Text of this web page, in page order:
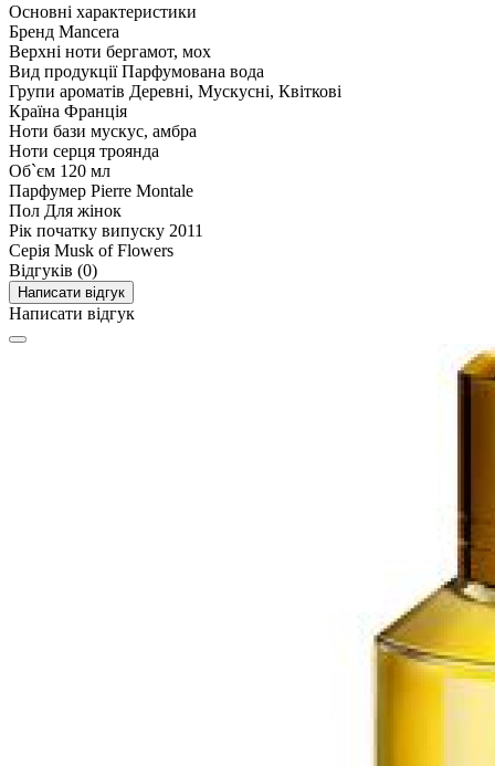
Основні характеристики
Бренд Mancera
Верхні ноти бергамот, мох
Вид продукції Парфумована вода
Групи ароматів Деревні, Мускусні, Квіткові
Країна Франція
Ноти бази мускус, амбра
Ноти серця троянда
Об`єм 120 мл
Парфумер Pierre Montale
Пол Для жінок
Рік початку випуску 2011
Серія Musk of Flowers
Відгуків (0)
Написати відгук
Написати відгук